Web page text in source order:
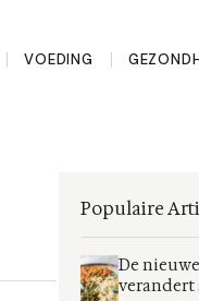
VOEDING
Populaire
De
verandert